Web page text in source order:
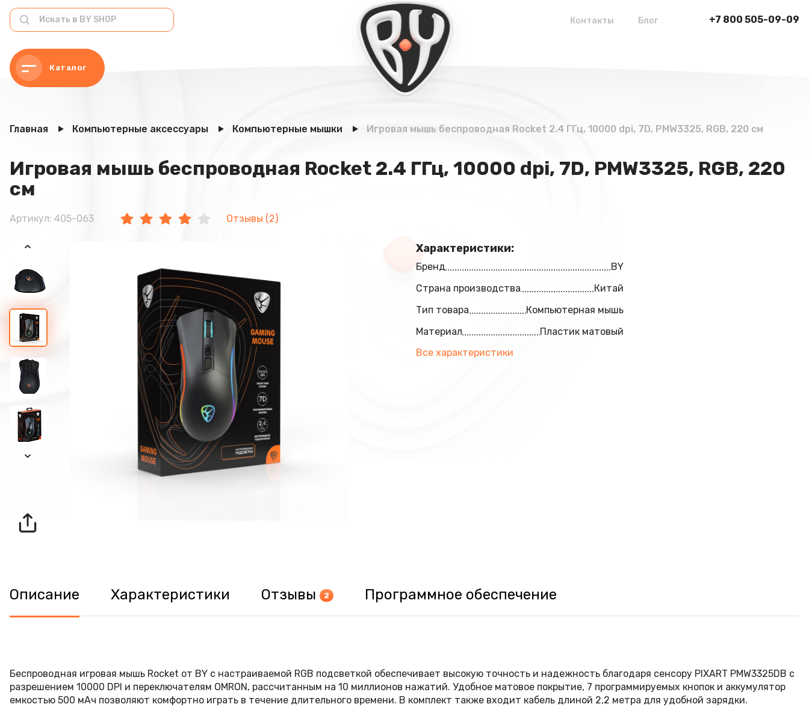
Каталог
+7 800 505-09-09
Контакты Блог
Главная Компьютерные аксессуары Компьютерные мышки Игровая мышь беспроводная Rocket 2.4 ГГц, 10000 dpi, 7D, PMW3325, RGB, 220 см
Игровая мышь беспроводная Rocket 2.4 ГГц, 10000 dpi, 7D, PMW3325, RGB, 220
см
Артикул: 405-063 Отзывы (2)
Характеристики:
Бренд
BY
Страна производства
Китай
Тип товара
Компьютерная мышь
Материал
Пластик матовый
Все характеристики
Описание Характеристики Отзывы 2 Программное обеспечение
Беспроводная игровая мышь Rocket от BY с настраиваемой RGB подсветкой обеспечивает высокую точность и надежность благодаря сенсору PIXART PMW3325DB с
разрешением 10000 DPI и переключателям OMRON, рассчитанным на 10 миллионов нажатий. Удобное матовое покрытие, 7 программируемых кнопок и аккумулятор
емкостью 500 мАч позволяют комфортно играть в течение длительного времени. В комплект также входит кабель длиной 2,2 метра для удобной зарядки.